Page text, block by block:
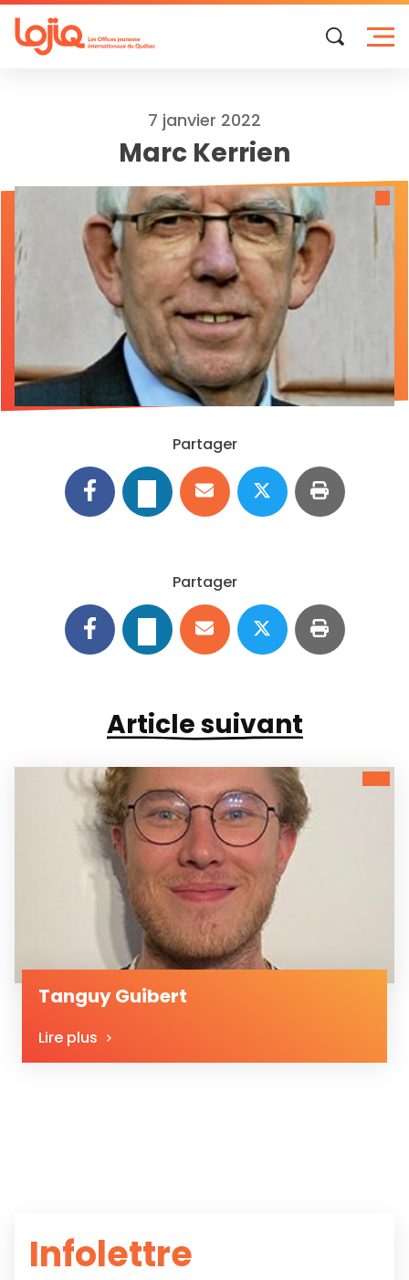
Skip
to
content
7 janvier 2022
Marc Kerrien
Partager
Partager
Article suivant
Tanguy Guibert
Lire plus
Infolettre